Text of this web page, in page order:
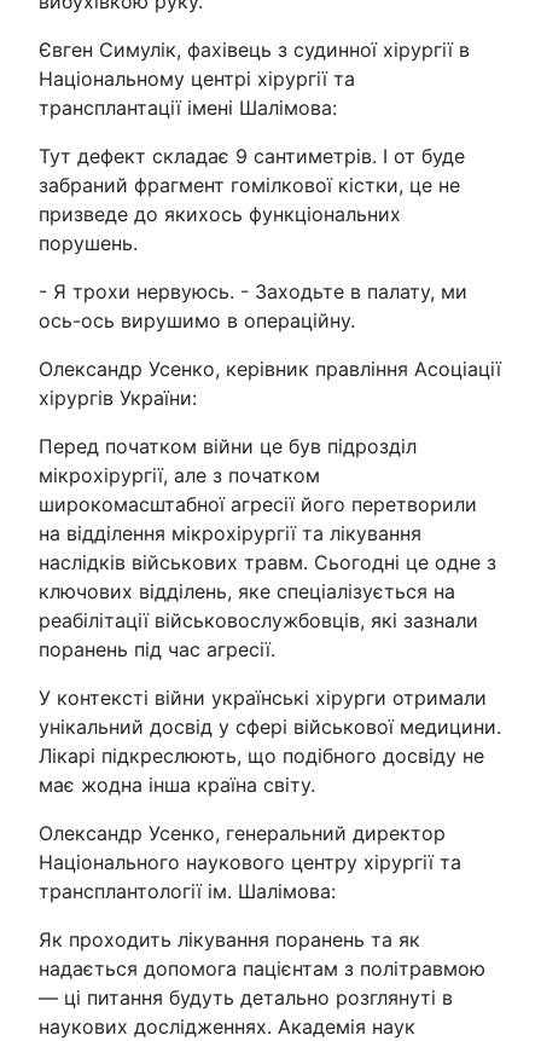
Євген Симулік, фахівець з судинної хірургії в
Національному центрі хірургії та
трансплантації імені Шалімова:
Тут дефект складає 9 сантиметрів. І от буде
забраний фрагмент гомілкової кістки, це не
призведе до якихось функціональних
порушень.
- Я трохи нервуюсь. - Заходьте в палату, ми
ось-ось вирушимо в операційну.
Олександр Усенко, керівник правління Асоціації
хірургів України:
Перед початком війни це був підрозділ
мікрохірургії, але з початком
широкомасштабної агресії його перетворили
на відділення мікрохірургії та лікування
наслідків військових травм. Сьогодні це одне з
ключових відділень, яке спеціалізується на
реабілітації військовослужбовців, які зазнали
поранень під час агресії.
У контексті війни українські хірурги отримали
унікальний досвід у сфері військової медицини.
Лікарі підкреслюють, що подібного досвіду не
має жодна інша країна світу.
Олександр Усенко, генеральний директор
Національного наукового центру хірургії та
трансплантології ім. Шалімова:
Як проходить лікування поранень та як
надається допомога пацієнтам з політравмою
— ці питання будуть детально розглянуті в
наукових дослідженнях. Академія наук